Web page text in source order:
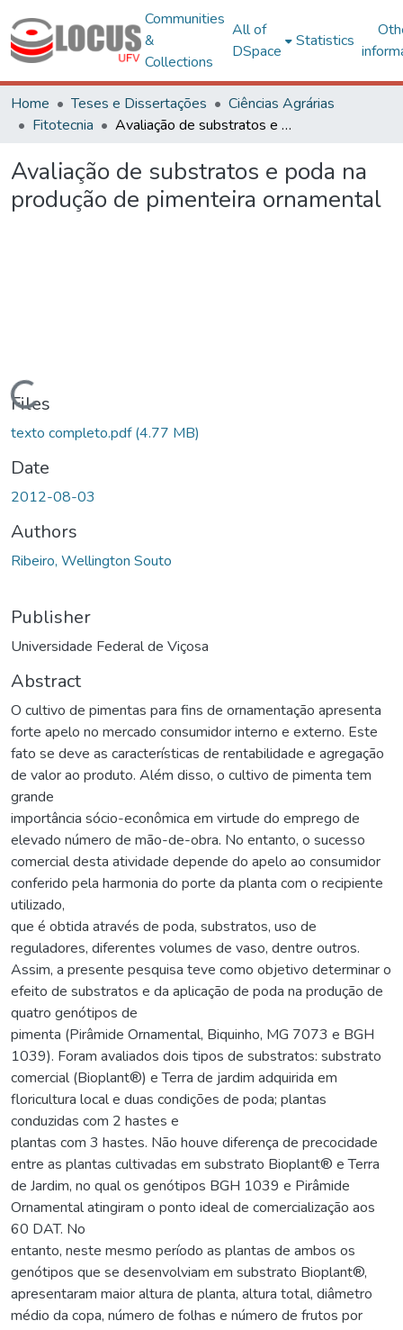
Communities
&
Collections
All of
DSpace
Statistics
Home Teses e Dissertações
Ciências Agrárias
Fitotecnia
Avaliação de substratos e poda na produção de pimenteira ornamental
Avaliação de substratos e poda na
produção de pimenteira ornamental
Files
texto completo.pdf(4.77 MB)
Date
2012-08-03
Authors
Ribeiro, Wellington Souto
Publisher
Universidade Federal de Viçosa
Abstract
O cultivo de pimentas para fins de ornamentação apresenta
forte apelo no mercado consumidor interno e externo. Este
fato se deve as características de rentabilidade e agregação
de valor ao produto. Além disso, o cultivo de pimenta tem
grande
importância sócio-econômica em virtude do emprego de
elevado número de mão-de-obra. No entanto, o sucesso
comercial desta atividade depende do apelo ao consumidor
conferido pela harmonia do porte da planta com o recipiente
utilizado,
que é obtida através de poda, substratos, uso de
reguladores, diferentes volumes de vaso, dentre outros.
Assim, a presente pesquisa teve como objetivo determinar o
efeito de substratos e da aplicação de poda na produção de
quatro genótipos de
pimenta (Pirâmide Ornamental, Biquinho, MG 7073 e BGH
1039). Foram avaliados dois tipos de substratos: substrato
comercial (Bioplant®) e Terra de jardim adquirida em
floricultura local e duas condições de poda; plantas
conduzidas com 2 hastes e
plantas com 3 hastes. Não houve diferença de precocidade
entre as plantas cultivadas em substrato Bioplant® e Terra
de Jardim, no qual os genótipos BGH 1039 e Pirâmide
Ornamental atingiram o ponto ideal de comercialização aos
60 DAT. No
entanto, neste mesmo período as plantas de ambos os
genótipos que se desenvolviam em substrato Bioplant®,
apresentaram maior altura de planta, altura total, diâmetro
médio da copa, número de folhas e número de frutos por